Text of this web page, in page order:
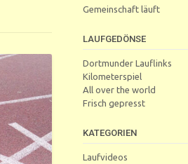
Gemeinschaft läuft
LAUFGEDÖNSE
Dortmunder Lauflinks
Kilometerspiel
All over the world
Frisch gepresst
KATEGORIEN
Laufvideos